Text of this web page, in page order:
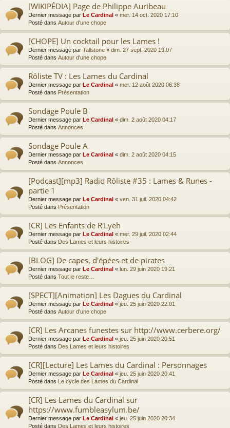
[WIKIPÉDIA] Page de Philippe Auribeau
Dernier message par Le Cardinal « mer. 14 oct. 2020 17:10
Posté dans Autour d'une chope
[CHOPE] Un cocktail pour les Lames !
Dernier message par Tallstone « dim. 27 sept. 2020 19:07
Posté dans Autour d'une chope
Rôliste TV : Les Lames du Cardinal
Dernier message par Le Cardinal « mer. 12 août 2020 06:38
Posté dans Présentation
Sondage Poule B
Dernier message par Le Cardinal « dim. 2 août 2020 04:17
Posté dans Annonces
Sondage Poule A
Dernier message par Le Cardinal « dim. 2 août 2020 04:15
Posté dans Annonces
[Podcast][mp3] Radio Rôliste #35 : Lames & Runes -
partie 1
Dernier message par Le Cardinal « ven. 31 juil. 2020 04:42
Posté dans Présentation
[CR] Les Enfants de R'Lyeh
Dernier message par Le Cardinal « mer. 29 juil. 2020 02:44
Posté dans Des Lames et leurs histoires
[BLOG] De capes, d'épées et de pirates
Dernier message par Le Cardinal « lun. 29 juin 2020 19:21
Posté dans Tout le reste…
[SPECT][Animation] Les Dagues du Cardinal
Dernier message par Le Cardinal « jeu. 25 juin 2020 22:01
Posté dans Autour d'une chope
[CR] Les Arcanes funestes sur http://www.cerbere.org/
Dernier message par Le Cardinal « jeu. 25 juin 2020 20:51
Posté dans Des Lames et leurs histoires
[CR][Lecture] Les Lames du Cardinal : Personnages
Dernier message par Le Cardinal « jeu. 25 juin 2020 20:41
Posté dans Le cycle des Lames du Cardinal
[CR] Les Lames du Cardinal sur
https://www.fumbleasylum.be/
Dernier message par Le Cardinal « jeu. 25 juin 2020 20:34
Posté dans Des Lames et leurs histoires